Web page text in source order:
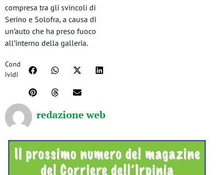
compresa tra gli svincoli di
Serino e Solofra, a causa di
un’auto che ha preso fuoco
all’interno della galleria.
Cond
ividi
redazione web